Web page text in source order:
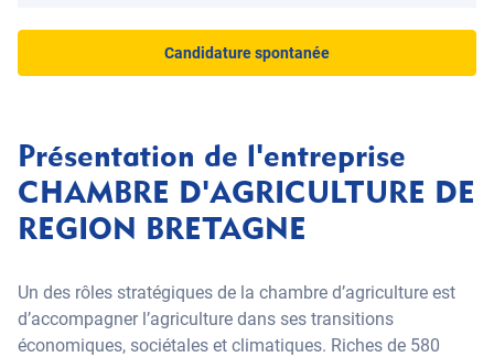
Candidature spontanée
Présentation de l'entreprise
CHAMBRE D'AGRICULTURE DE
REGION BRETAGNE
Un des rôles stratégiques de la chambre d’agriculture est
d’accompagner l’agriculture dans ses transitions
économiques, sociétales et climatiques. Riches de 580